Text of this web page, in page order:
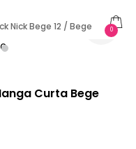
Nick Bege 12 / Bege 0
Curta Bege